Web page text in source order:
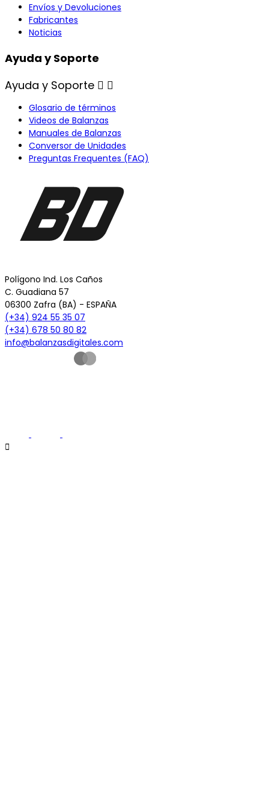
Envíos y Devoluciones
Fabricantes
Noticias
Ayuda y Soporte
Ayuda y Soporte  
Glosario de términos
Videos de Balanzas
Manuales de Balanzas
Conversor de Unidades
Preguntas Frequentes (FAQ)
Polígono Ind. Los Caños
C. Guadiana 57
06300 Zafra (BA) - ESPAÑA
(+34) 924 55 35 07
(+34) 678 50 80 82
info@balanzasdigitales.com
